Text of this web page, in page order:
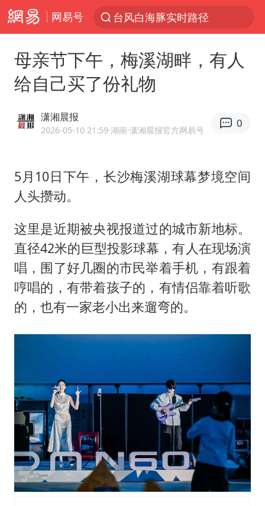
网易号
台风白海豚实时路径
秘鲁和墨西哥宣布恢复外交关系
全球首个长时储能一体化产业园量产
胜宏科技：股票交易异常波动
百花奖开幕式
日本试射“战斧”导弹，国防部回应
胡彦斌韩磊 谁帮谁
胡彦斌获《歌手2026》歌王
秋天的第一杯奶茶到底有多火
国防部：中国军队坚决反制任何闹海挑衅图谋
我国外贸延续良好增长态势
夯实基础开新局
母亲节下午，梅溪湖畔，有人
给自己买了份礼物
潇湘晨报
2026-05-10 21:59·湖南·潇湘晨报官方网易号
0
5月10日下午，长沙梅溪湖球幕梦境空间
人头攒动。
这里是近期被央视报道过的城市新地标。
直径42米的巨型投影球幕，有人在现场演
唱，围了好几圈的市民举着手机，有跟着
哼唱的，有带着孩子的，有情侣靠着听歌
的，也有一家老小出来遛弯的。